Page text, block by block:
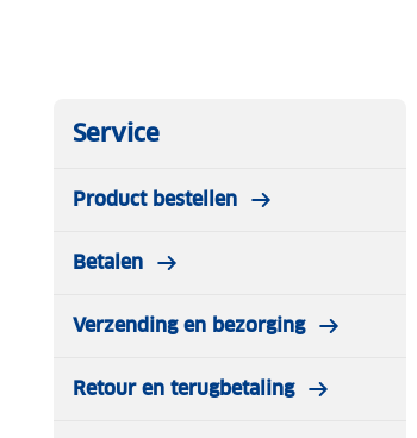
Service
Product bestellen
Betalen
Verzending en bezorging
Retour en terugbetaling